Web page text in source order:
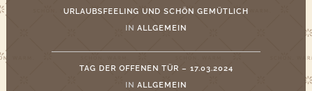
URLAUBSFEELING UND SCHÖN GEMÜTLICH
IN ALLGEMEIN
TAG DER OFFENEN TÜR – 17.03.2024
IN ALLGEMEIN